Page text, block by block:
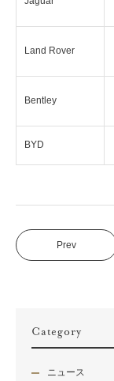
Land Rover
Bentley
BYD
Prev
Category
ニュース